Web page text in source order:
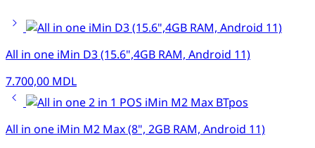
All in one iMin D3 (15.6",4GB RAM, Android 11)
7.700,00 MDL
All in one iMin M2 Max (8", 2GB RAM, Android 11)